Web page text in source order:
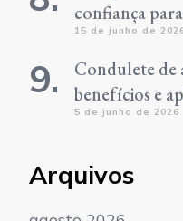
confiança
15 de junho de
Condulete de
benefícios e
5 de junho de 2026
Arquivos